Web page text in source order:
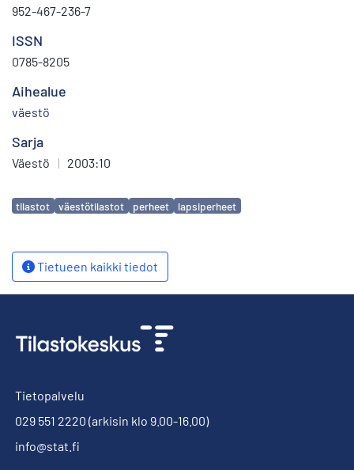
952-467-236-7
ISSN
0785-8205
Aihealue
väestö
Sarja
Väestö | 2003:10
Avainsanat
tilastot väestötilastot perheet lapsiperheet
Tietueen kaikki tiedot
Tietopalvelu
029 551 2220 (arkisin klo 9.00-16.00)
info@stat.fi